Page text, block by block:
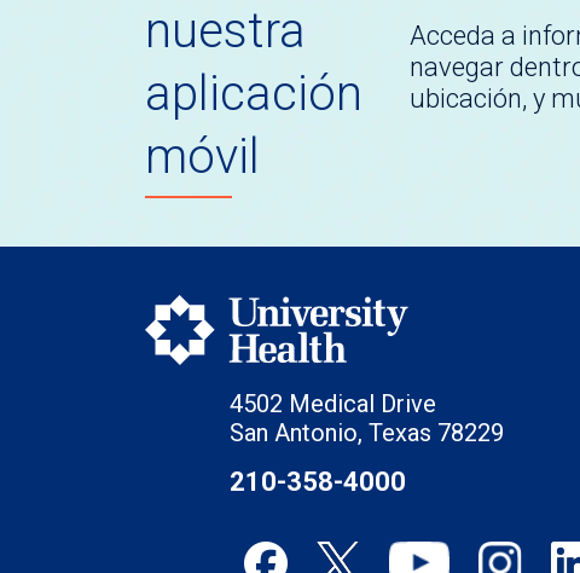
nuestra
aplicación
móvil
Acceda a
navegar
ubicación, y
4502 Medical Drive
San Antonio, Texas 78229
210-358-4000